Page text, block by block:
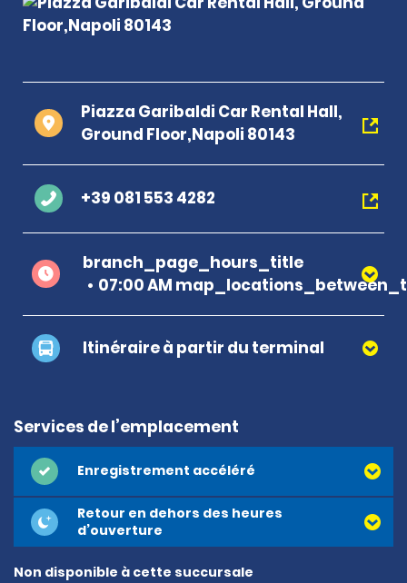
Piazza Garibaldi Car Rental Hall,
Ground Floor,Napoli 80143
+39 081 553 4282
branch_page_hours_title
07:00 AM
Itinéraire à partir du terminal
Services de l’emplacement
Enregistrement accéléré
Retour en dehors des heures
d’ouverture
Non disponible à cette succursale